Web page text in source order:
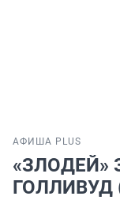
АФИША PLUS
«ЗЛОДЕЙ»
ГОЛЛИВУД